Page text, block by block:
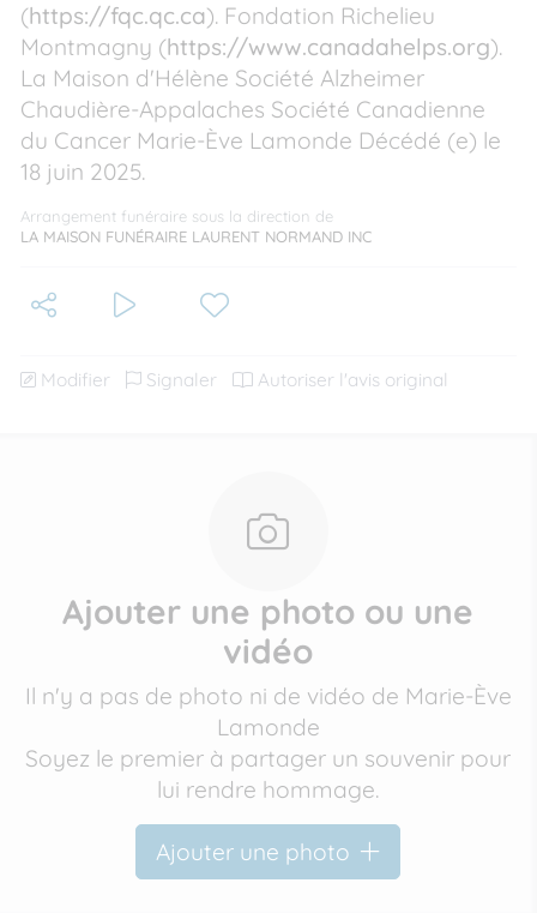
(https://fqc.qc.ca). Fondation Richelieu
Montmagny (https://www.canadahelps.org).
La Maison d'Hélène Société Alzheimer
Chaudière-Appalaches Société Canadienne
du Cancer Marie-Ève Lamonde Décédé (e) le
18 juin 2025.
Arrangement funéraire sous la direction de
LA MAISON FUNÉRAIRE LAURENT NORMAND INC
Modifier Signaler Autoriser l'avis original
Ajouter une photo ou une
vidéo
Il n'y a pas de photo ni de vidéo de Marie-Ève
Lamonde
Soyez le premier à partager un souvenir pour
lui rendre hommage.
Ajouter une photo